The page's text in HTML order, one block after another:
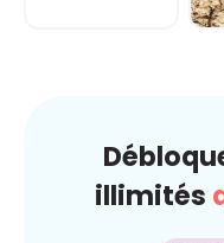
illimités